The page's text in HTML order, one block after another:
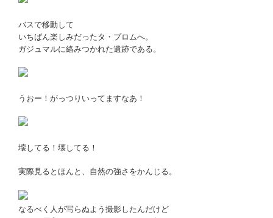
バスで移動して
いちばん楽しみだったタ・プロムへ。
ガジュマルに絡みつかれた遺跡である。
うおー！がっつりいってますなあ！
壊してる！壊してる！
実際見るとほんと、自然の強さをかんじる。
なるべく人が写らぬよう撮影したんだけど